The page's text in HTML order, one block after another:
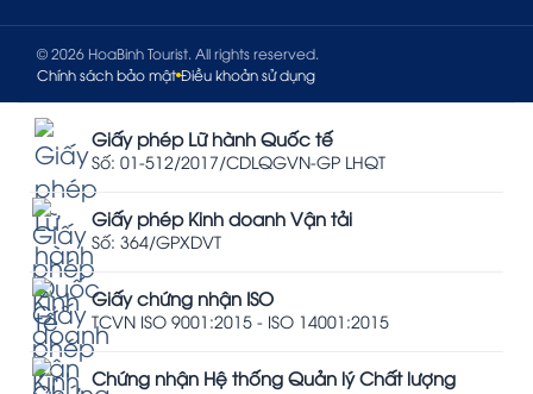
© 2026 HoaBinh Tourist. All rights reserved.
Chính sách bảo mật Điều khoản sử dụng
Giấy phép Lữ hành Quốc tế
Số: 01-512/2017/CDLQGVN-GP LHQT
Giấy phép Kinh doanh Vận tải
Số: 364/GPXDVT
Giấy chứng nhận ISO
TCVN ISO 9001:2015 - ISO 14001:2015
Chứng nhận Hệ thống Quản lý Chất lượng